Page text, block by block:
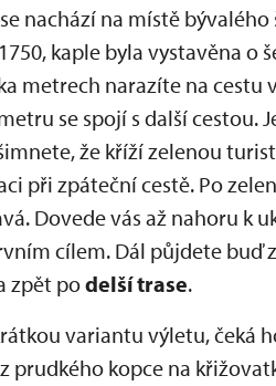
nachází na místě
kaple byla vystavěna o
metrech narazíte na cestu
se spojí s další cestou.
že kříží zelenou
při zpáteční cestě. Po
Dovede vás až nahoru k
cílem. Dál půjdete buď
zpět podelší trase.
variantu výletu, čeká
prudkého kopce na